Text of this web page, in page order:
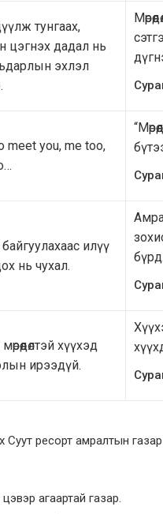
тунгаах,
цэгнэх дадал нь
эхлэл
meet you, me too,
илүү
нь чухал.
хүүхэд
ирээдүй.
ресорт амралтын
агаартай газар.